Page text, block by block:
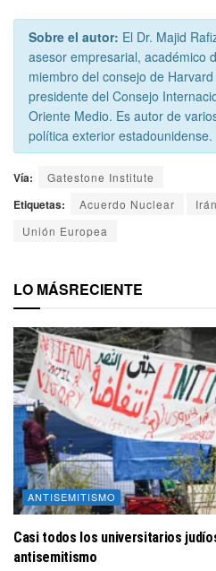
Sobre el autor: El Dr. Majid
asesor empresarial, académico
miembro del consejo de
presidente del Consejo
Oriente Medio. Es autor de
política exterior estadounidense.
Vía: Gatestone Institute
Etiquetas: Acuerdo Nuclear Irán
Unión Europea
LO MÁSRECIENTE
ANTISEMITISMO
Casi todos los universitarios
antisemitismo